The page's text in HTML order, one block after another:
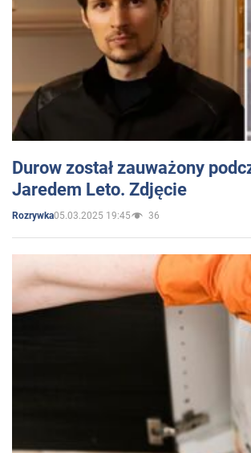
Durow został zauważony
Jaredem Leto. Zdjęcie
Rozrywka05.03.2025 19:45 36